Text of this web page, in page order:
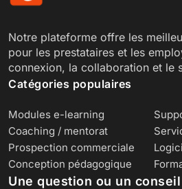
Notre plateforme offre les
pour les prestataires et les
connexion, la collaboration et le
Catégories populaires
Modules e-learning
Coaching / mentorat
Prospection commerciale
Conception pédagogique
Une question ou un